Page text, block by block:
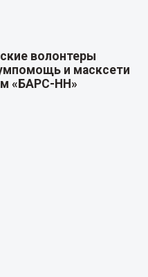
волонтеры
и масксети
«БАРС-НН»